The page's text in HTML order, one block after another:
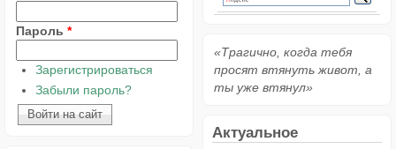
Пароль *
Зарегистрироваться
Забыли пароль?
«Трагично, когда тебя
просят втянуть живот, а
ты уже втянул»
Актуальное